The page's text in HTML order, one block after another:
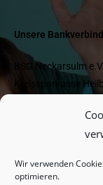
Wir verwenden
optimieren.
Unsere
BSG Neckarsulm e.V
Kreissparkasse
BIC HEISDE66XXX
Newsletter: